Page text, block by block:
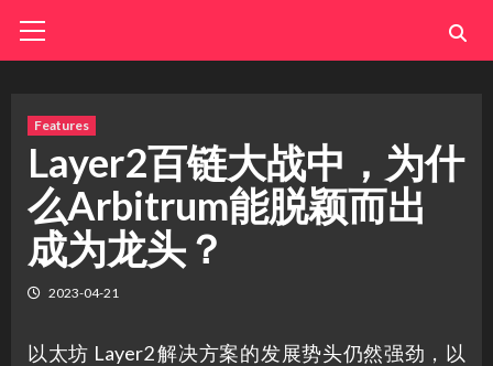
Menu
Features
Layer2百链大战中，为什
么Arbitrum能脱颖而出
成为龙头？
2023-04-21
以太坊 Layer2 解决方案的发展势头仍然强劲，以